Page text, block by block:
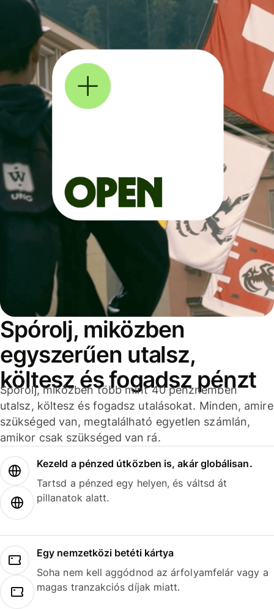
Spórolj, miközben
egyszerűen utalsz,
költesz és fogadsz pénzt
Spórolj, miközben több mint 40 pénznemben
utalsz, költesz és fogadsz utalásokat. Minden, amire
szükséged van, megtalálható egyetlen számlán,
amikor csak szükséged van rá.
Kezeld a pénzed útközben is, akár globálisan.
Tartsd a pénzed egy helyen, és váltsd át
pillanatok alatt.
Egy nemzetközi betéti kártya
Soha nem kell aggódnod az árfolyamfelár vagy a
magas tranzakciós díjak miatt.